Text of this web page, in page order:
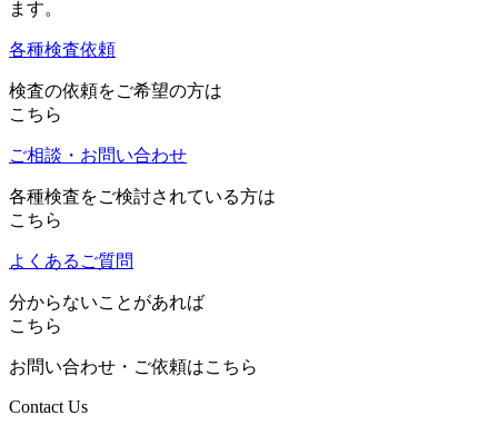
ます。
各種検査依頼
検査の依頼をご希望の方は
こちら
ご相談・お問い合わせ
各種検査をご検討されている方は
こちら
よくあるご質問
分からないことがあれば
こちら
お問い合わせ・ご依頼はこちら
Contact Us